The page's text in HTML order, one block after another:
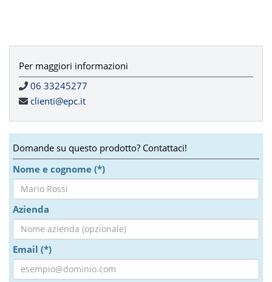
Per maggiori informazioni
06 33245277
clienti@epc.it
Domande su questo prodotto? Contattaci!
Nome e cognome (*)
Azienda
Email (*)